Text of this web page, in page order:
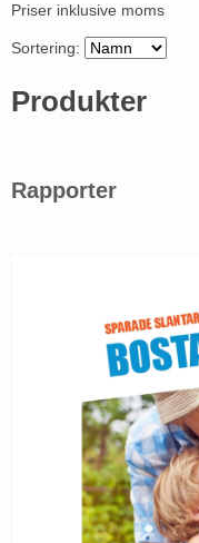
Priser inklusive moms
Sortering:
Produkter
Rapporter